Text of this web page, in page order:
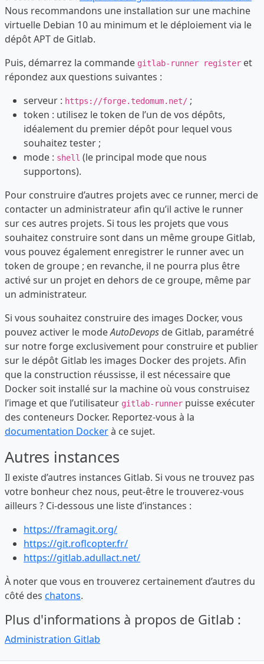
Nous recommandons une installation sur une machine
virtuelle Debian 10 au minimum et le déploiement via le
dépôt APT de Gitlab.
Puis, démarrez la commande gitlab-runner register et
répondez aux questions suivantes :
serveur : https://forge.tedomum.net/ ;
token : utilisez le token de l’un de vos dépôts,
idéalement du premier dépôt pour lequel vous
souhaitez tester ;
mode : shell (le principal mode que nous
supportons).
Pour construire d’autres projets avec ce runner, merci de
contacter un administrateur afin qu’il active le runner
sur ces autres projets. Si tous les projets que vous
souhaitez construire sont dans un même groupe Gitlab,
vous pouvez également enregistrer le runner avec un
token de groupe ; en revanche, il ne pourra plus être
activé sur un projet en dehors de ce groupe, même par
un administrateur.
Si vous souhaitez construire des images Docker, vous
pouvez activer le modeAutoDevops de Gitlab, paramétré
sur notre forge exclusivement pour construire et publier
sur le dépôt Gitlab les images Docker des projets. Afin
que la construction réussisse, il est nécessaire que
Docker soit installé sur la machine où vous construisez
l’image et que l’utilisateur gitlab-runner puisse exécuter
des conteneurs Docker. Reportez-vous à la
documentation Dockerà ce sujet.
Autres instances
Il existe d’autres instances Gitlab. Si vous ne trouvez pas
votre bonheur chez nous, peut-être le trouverez-vous
ailleurs ? Ci-dessous une liste d’instances :
https://framagit.org/
https://git.roflcopter.fr/
https://gitlab.adullact.net/
À noter que vous en trouverez certainement d’autres du
côté des chatons.
Plus d'informations à propos de Gitlab :
Administration Gitlab